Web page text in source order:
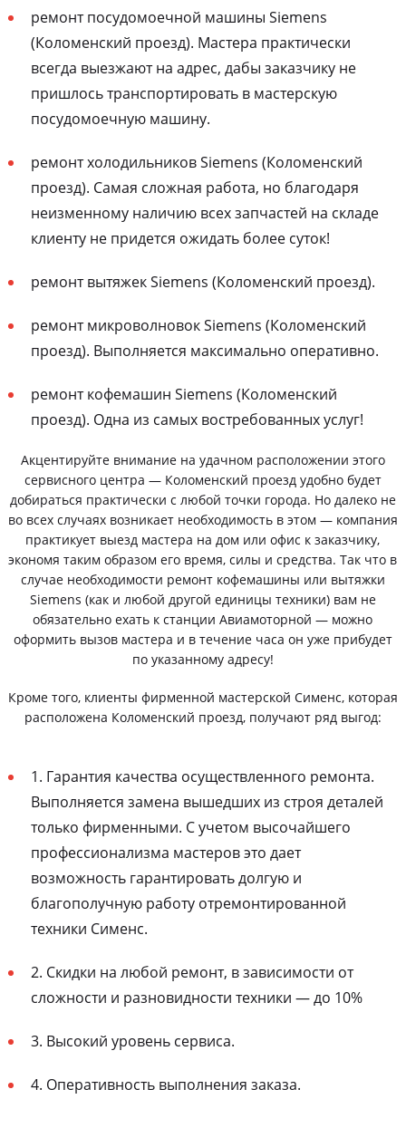
ремонт посудомоечной машины Siemens
(Коломенский проезд). Мастера практически
всегда выезжают на адрес, дабы заказчику не
пришлось транспортировать в мастерскую
посудомоечную машину.
ремонт холодильников Siemens (Коломенский
проезд). Самая сложная работа, но благодаря
неизменному наличию всех запчастей на складе
клиенту не придется ожидать более суток!
ремонт вытяжек Siemens (Коломенский проезд).
ремонт микроволновок Siemens (Коломенский
проезд). Выполняется максимально оперативно.
ремонт кофемашин Siemens (Коломенский
проезд). Одна из самых востребованных услуг!
Акцентируйте внимание на удачном расположении этого
сервисного центра — Коломенский проезд удобно будет
добираться практически с любой точки города. Но далеко не
во всех случаях возникает необходимость в этом — компания
практикует выезд мастера на дом или офис к заказчику,
экономя таким образом его время, силы и средства. Так что в
случае необходимости ремонт кофемашины или вытяжки
Siemens (как и любой другой единицы техники) вам не
обязательно ехать к станции Авиамоторной — можно
оформить вызов мастера и в течение часа он уже прибудет
по указанному адресу!
Кроме того, клиенты фирменной мастерской Сименс, которая
расположена Коломенский проезд, получают ряд выгод:
1. Гарантия качества осуществленного ремонта.
Выполняется замена вышедших из строя деталей
только фирменными. С учетом высочайшего
профессионализма мастеров это дает
возможность гарантировать долгую и
благополучную работу отремонтированной
техники Сименс.
2. Скидки на любой ремонт, в зависимости от
сложности и разновидности техники — до 10%
3. Высокий уровень сервиса.
4. Оперативность выполнения заказа.